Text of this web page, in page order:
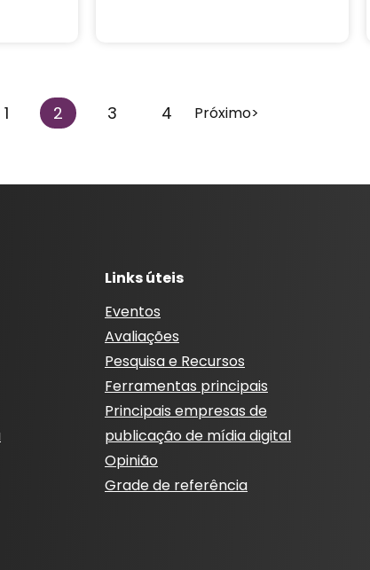
1 2 3 4 Próximo>
Links úteis
Eventos
Avaliações
Pesquisa e Recursos
Ferramentas principais
Principais empresas de
publicação de mídia digital
Opinião
Grade de referência